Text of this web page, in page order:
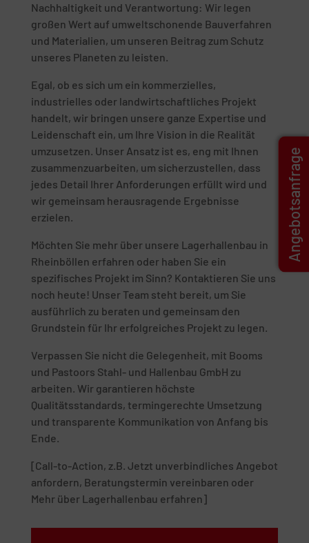
Nachhaltigkeit und Verantwortung: Wir legen
großen Wert auf umweltschonende Bauverfahren
und Materialien, um unseren Beitrag zum Schutz
unseres Planeten zu leisten.
Egal, ob es sich um ein kommerzielles,
industrielles oder landwirtschaftliches Projekt
handelt, wir bringen unsere ganze Expertise und
Leidenschaft ein, um Ihre Vision in die Realität
umzusetzen. Unser Ansatz ist es, eng mit Ihnen
zusammenzuarbeiten, um sicherzustellen, dass
jedes Detail Ihrer Anforderungen erfüllt wird und
wir gemeinsam herausragende Ergebnisse
erzielen.
Möchten Sie mehr über unsere Lagerhallenbau in
Rheinböllen erfahren oder haben Sie ein
spezifisches Projekt im Sinn? Kontaktieren Sie uns
noch heute! Unser Team steht bereit, um Sie
ausführlich zu beraten und gemeinsam den
Grundstein für Ihr erfolgreiches Projekt zu legen.
Verpassen Sie nicht die Gelegenheit, mit Booms
und Pastoors Stahl- und Hallenbau GmbH zu
arbeiten. Wir garantieren höchste
Qualitätsstandards, termingerechte Umsetzung
und transparente Kommunikation von Anfang bis
Ende.
[Call-to-Action, z.B. Jetzt unverbindliches Angebot
anfordern, Beratungstermin vereinbaren oder
Mehr über Lagerhallenbau erfahren]
Angebotsanfrage